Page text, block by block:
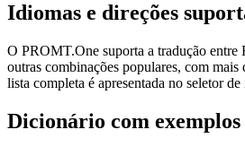
Idiomas e direções
O PROMT.One suporta a tradução
outras combinações populares, com
lista completa é apresentada no seletor
Dicionário com exemplos